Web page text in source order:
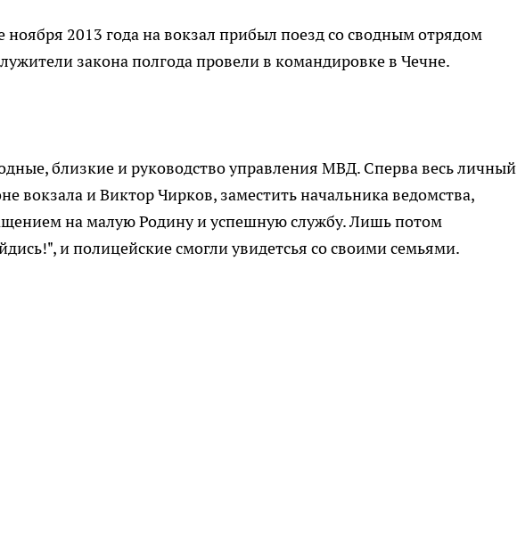
ноября 2013 года на вокзал прибыл поезд со сводным отрядом
закона полгода провели в командировке в Чечне.
близкие и руководство управления МВД. Сперва весь личный
вокзала и Виктор Чирков, заместить начальника ведомства,
на малую Родину и успешную службу. Лишь потом
и полицейские смогли увидетсья со своими семьями.